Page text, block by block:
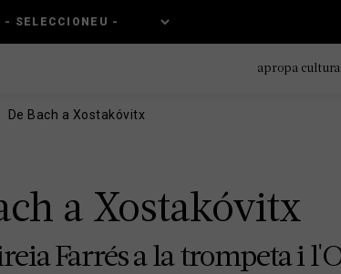
apropa cultura
De Bach a Xostakóvitx
a Xostakóvitx
Farrés a la trompeta i